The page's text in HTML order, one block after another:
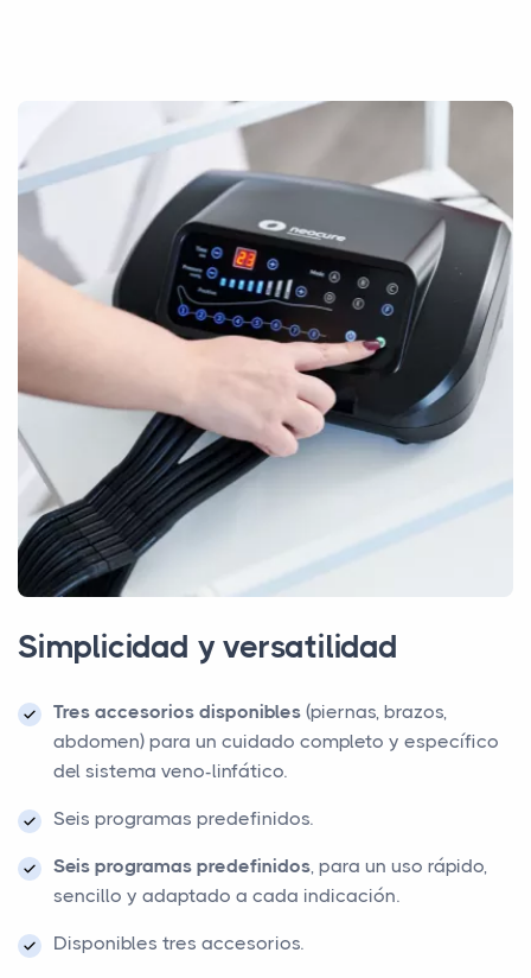
Simplicidad y versatilidad
Tres accesorios disponibles (piernas, brazos,
abdomen) para un cuidado completo y específico
del sistema veno-linfático.
Seis programas predefinidos.
Seis programas predefinidos, para un uso rápido,
sencillo y adaptado a cada indicación.
Disponibles tres accesorios.